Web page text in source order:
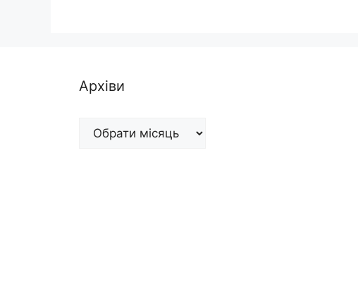
Архіви
Архіви